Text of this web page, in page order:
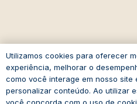
Avenida
19º andar –
01310-100 –
Utilizamos cookies para oferecer
experiência, melhorar o
como você interage em nosso site
personalizar conteúdo. Ao utilizar